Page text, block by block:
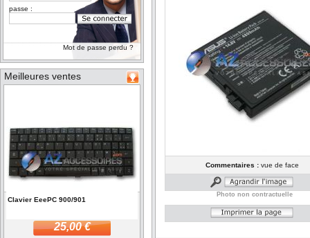
passe :
Mot de passe perdu ?
Meilleures ventes
Clavier EeePC 900/901
25,00 €
Commentaires :vue de face
Photo non contractuelle